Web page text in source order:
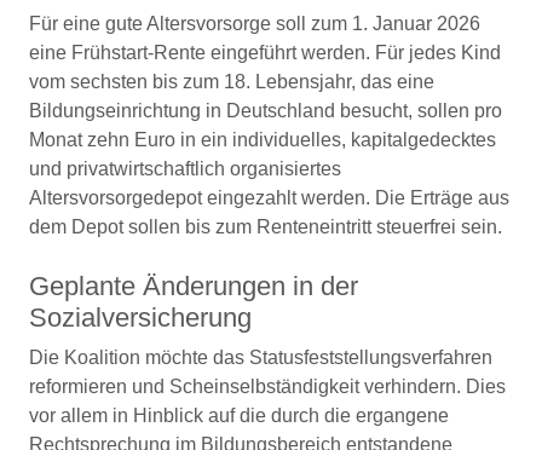
Für eine gute Altersvorsorge soll zum 1. Januar 2026
eine Frühstart-Rente eingeführt werden. Für jedes Kind
vom sechsten bis zum 18. Lebensjahr, das eine
Bildungseinrichtung in Deutschland besucht, sollen pro
Monat zehn Euro in ein individuelles, kapitalgedecktes
und privatwirtschaftlich organisiertes
Altersvorsorgedepot eingezahlt werden. Die Erträge aus
dem Depot sollen bis zum Renteneintritt steuerfrei sein.
Geplante Änderungen in der
Sozialversicherung
Die Koalition möchte das Statusfeststellungsverfahren
reformieren und Scheinselbständigkeit verhindern. Dies
vor allem in Hinblick auf die durch die ergangene
Rechtsprechung im Bildungsbereich entstandene